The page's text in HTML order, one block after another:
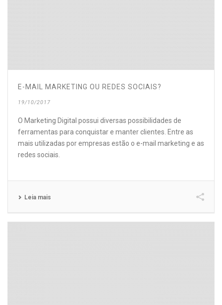
E-MAIL MARKETING OU REDES SOCIAIS?
19/10/2017
O Marketing Digital possui diversas possibilidades de
ferramentas para conquistar e manter clientes. Entre as
mais utilizadas por empresas estão o e-mail marketing e as
redes sociais.
Leia mais